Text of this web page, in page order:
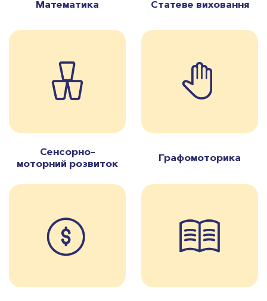
Математика Статеве виховання
Сенсорно-
моторний розвиток
Графомоторика